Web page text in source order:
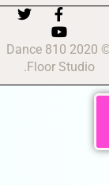
© 2020 810 Dance
Floor Studio.